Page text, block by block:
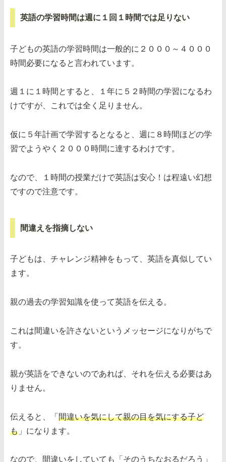
英語の学習時間は週に１回１時間では足りない
子どもの英語の学習時間は一般的に２０００～４０００
時間必要になると言われています。
週１に１時間とすると、１年に５２時間の学習になるわ
けですが、これでは全く足りません。
仮に５年計画で学習するとなると、週に８時間ほどの学
習でようやく２０００時間に達するわけです。
なので、１時間の授業だけで英語は安心！は程遠い幻想
ですので注意です。
間違えを指摘しない
子どもは、チャレンジ精神をもって、英語を真似してい
ます。
親の過去の学習知識を使って英語を伝える。
これは間違いを許さないというメッセージになりがちで
す。
親が英語をできないのであれば、それを伝える必要はあ
りません。
伝えると、「 間違いを気にして親の目を気にする子ど
も 」になります。
なので、間違いをしていても「そのうちなおるだろう」